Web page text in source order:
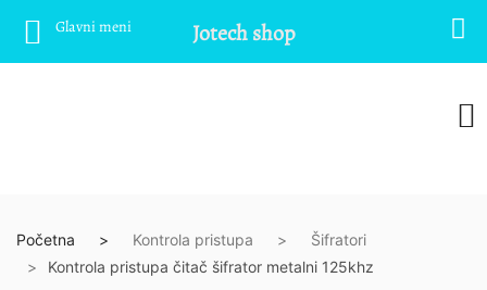
Početna Kontrola pristupa
Šifratori
Kontrola pristupa čitač šifrator metalni 125khz
Glavni meni Jotech shop